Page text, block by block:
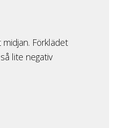
Förklädet
lite negativ